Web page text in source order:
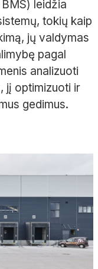
leidžia
tokių kaip
jų valdymas
pagal
analizuoti
jį optimizuoti ir
gedimus.